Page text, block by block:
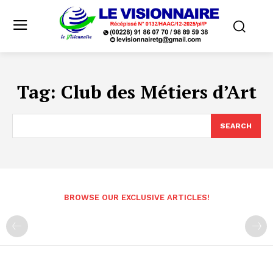
Tag: Club des Métiers d’Art
SEARCH
BROWSE OUR EXCLUSIVE ARTICLES!